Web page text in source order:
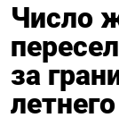
Число
за